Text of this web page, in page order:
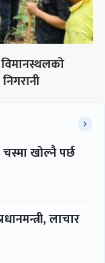
खोल्नै पर्छ
लाचार